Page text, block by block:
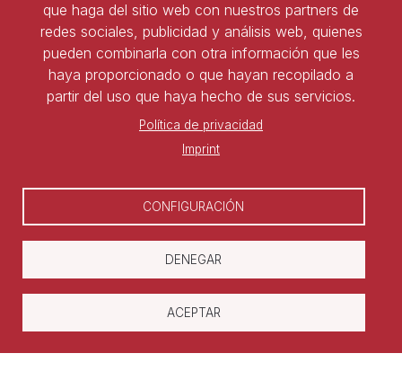
Ser socio de ASNALA
Forma parte de la asociación y benefíciate de todas
las ventajas
que haga del sitio web con nuestros partners de
redes sociales, publicidad y análisis web, quienes
pueden combinarla con otra información que les
haya proporcionado o que hayan recopilado a
partir del uso que haya hecho de sus servicios.
Política de privacidad
Imprint
CONFIGURACIÓN
DENEGAR
ACEPTAR
Copyright © Asociación Nacional de